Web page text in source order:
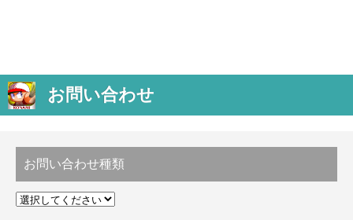
お問い合わせ
お問い合わせ種類